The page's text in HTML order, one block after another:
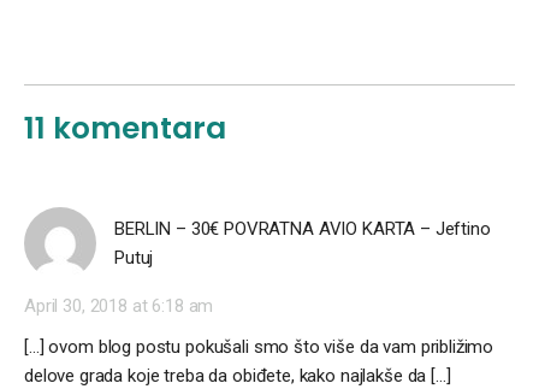
11 komentara
BERLIN – 30€ POVRATNA AVIO KARTA – Jeftino
Putuj
April 30, 2018 at 6:18 am
[…] ovom blog postu pokušali smo što više da vam približimo
delove grada koje treba da obiđete, kako najlakše da […]